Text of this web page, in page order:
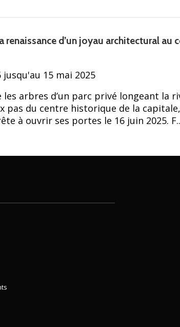
renaissance d’un joyau architectural au
jusqu'au 15 mai 2025
les arbres d’un parc privé longeant la
pas du centre historique de la
à ouvrir ses portes le 16 juin 2025.